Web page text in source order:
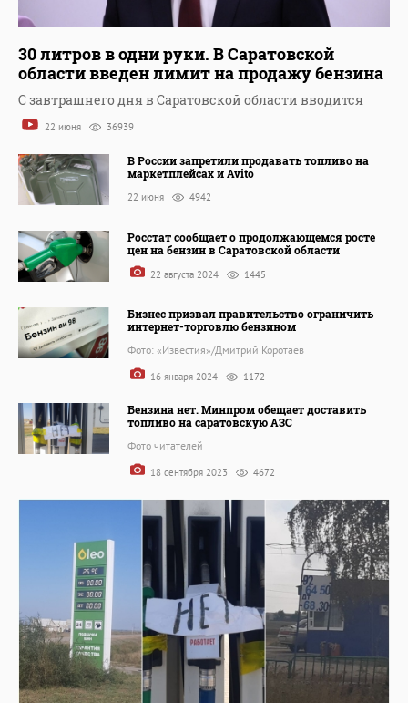
30 литров в одни руки. В Саратовской
области введен лимит на продажу бензина
С завтрашнего дня в Саратовской области вводится
22 июня 36939
В России запретили продавать топливо на
маркетплейсах и Avito
22 июня 4942
Росстат сообщает о продолжающемся росте
цен на бензин в Саратовской области
22 августа 2024 1445
Бизнес призвал правительство ограничить
интернет-торговлю бензином
Фото: «Известия»/Дмитрий Коротаев
16 января 2024 1172
Бензина нет. Минпром обещает доставить
топливо на саратовскую АЗС
Фото читателей
18 сентября 2023 4672